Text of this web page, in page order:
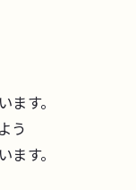
ます。
う
ます。